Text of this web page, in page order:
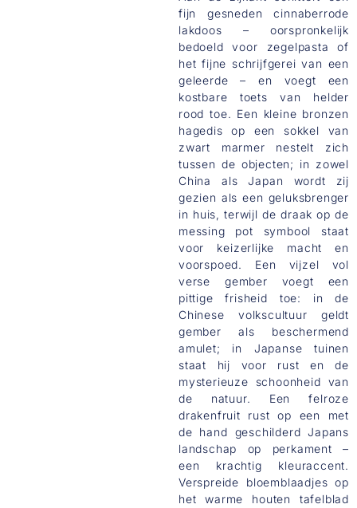
fijn gesneden cinnaberrode
lakdoos – oorspronkelijk
bedoeld voor zegelpasta of
het fijne schrijfgerei van een
geleerde – en voegt een
kostbare toets van helder
rood toe. Een kleine bronzen
hagedis op een sokkel van
zwart marmer nestelt zich
tussen de objecten; in zowel
China als Japan wordt zij
gezien als een geluksbrenger
in huis, terwijl de draak op de
messing pot symbool staat
voor keizerlijke macht en
voorspoed. Een vijzel vol
verse gember voegt een
pittige frisheid toe: in de
Chinese volkscultuur geldt
gember als beschermend
amulet; in Japanse tuinen
staat hij voor rust en de
mysterieuze schoonheid van
de natuur. Een felroze
drakenfruit rust op een met
de hand geschilderd Japans
landschap op perkament –
een krachtig kleuraccent.
Verspreide bloemblaadjes op
het warme houten tafelblad